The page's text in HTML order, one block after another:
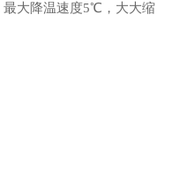
最大降温速度5℃，大大缩